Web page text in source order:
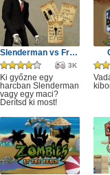
Slenderman vs Freddy the Fazbear
3K
Ki győzne egy
harcban Slenderman
vagy egy maci?
Derítsd ki most!